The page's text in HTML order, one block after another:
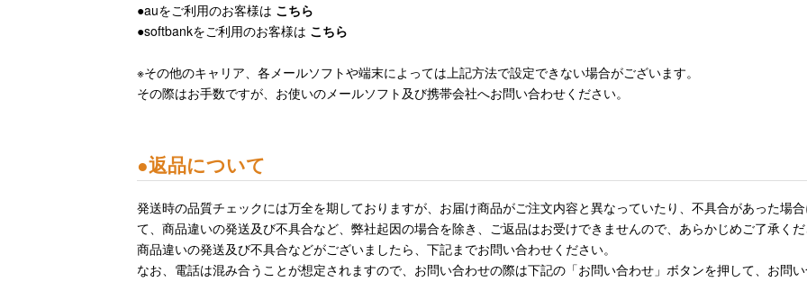
●auをご利用のお客様は こちら
●softbankをご利用のお客様は こちら
※その他のキャリア、各メールソフトや端末によっては上記方法で設定できない場合がございます。
その際はお手数ですが、お使いのメールソフト及び携帯会社へお問い合わせください。
●返品について
発送時の品質チェックには万全を期しておりますが、お届け商品がご注文内容と異なっていたり、不具合があった場
て、商品違いの発送及び不具合など、弊社起因の場合を除き、ご返品はお受けできませんので、あらかじめご了承くだ
商品違いの発送及び不具合などがございましたら、下記までお問い合わせください。
なお、電話は混み合うことが想定されますので、お問い合わせの際は下記の「お問い合わせ」ボタンを押して、お問い